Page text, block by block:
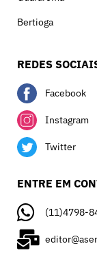
Bertioga
REDES
Facebook
Instagram
Twitter
ENTRE EM
(11)4798-